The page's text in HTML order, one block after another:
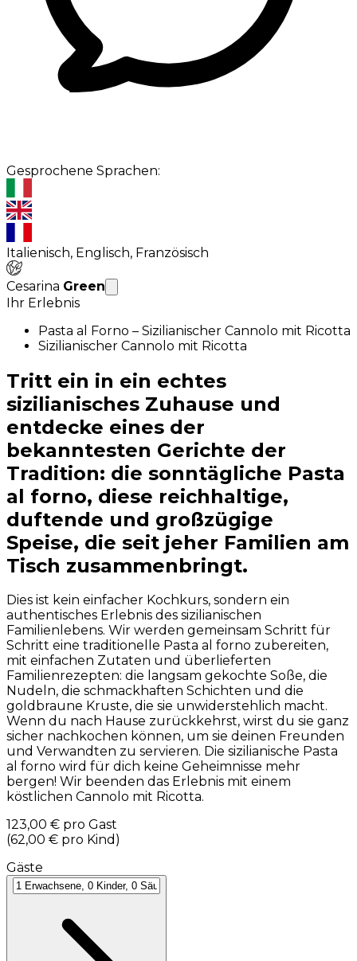
Gesprochene Sprachen:
Italienisch, Englisch, Französisch
Cesarina Green
Ihr Erlebnis
Pasta al Forno – Sizilianischer Cannolo mit Ricotta
Sizilianischer Cannolo mit Ricotta
Tritt ein in ein echtes
sizilianisches Zuhause und
entdecke eines der
bekanntesten Gerichte der
Tradition: die sonntägliche Pasta
al forno, diese reichhaltige,
duftende und großzügige
Speise, die seit jeher Familien am
Tisch zusammenbringt.
Dies ist kein einfacher Kochkurs, sondern ein
authentisches Erlebnis des sizilianischen
Familienlebens. Wir werden gemeinsam Schritt für
Schritt eine traditionelle Pasta al forno zubereiten,
mit einfachen Zutaten und überlieferten
Familienrezepten: die langsam gekochte Soße, die
Nudeln, die schmackhaften Schichten und die
goldbraune Kruste, die sie unwiderstehlich macht.
Wenn du nach Hause zurückkehrst, wirst du sie ganz
sicher nachkochen können, um sie deinen Freunden
und Verwandten zu servieren. Die sizilianische Pasta
al forno wird für dich keine Geheimnisse mehr
bergen! Wir beenden das Erlebnis mit einem
köstlichen Cannolo mit Ricotta.
123,00 € pro Gast
(62,00 € pro Kind )
Gäste